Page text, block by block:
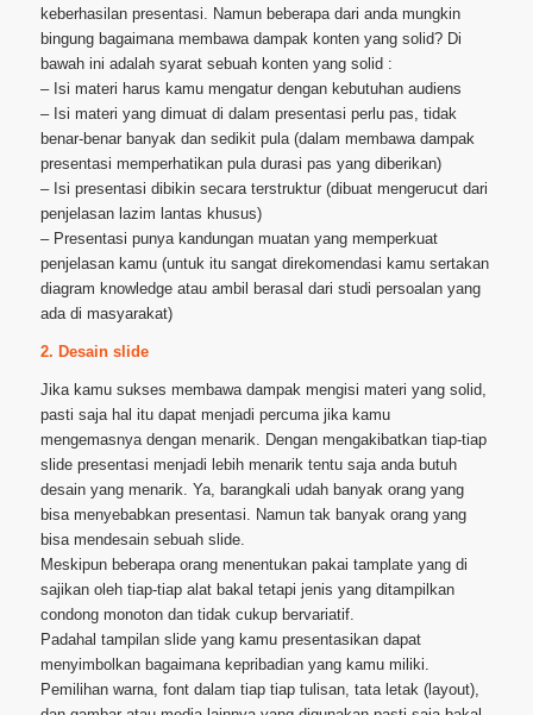
keberhasilan presentasi. Namun beberapa dari anda mungkin
bingung bagaimana membawa dampak konten yang solid? Di
bawah ini adalah syarat sebuah konten yang solid :
– Isi materi harus kamu mengatur dengan kebutuhan audiens
– Isi materi yang dimuat di dalam presentasi perlu pas, tidak
benar-benar banyak dan sedikit pula (dalam membawa dampak
presentasi memperhatikan pula durasi pas yang diberikan)
– Isi presentasi dibikin secara terstruktur (dibuat mengerucut dari
penjelasan lazim lantas khusus)
– Presentasi punya kandungan muatan yang memperkuat
penjelasan kamu (untuk itu sangat direkomendasi kamu sertakan
diagram knowledge atau ambil berasal dari studi persoalan yang
ada di masyarakat)
2. Desain slide
Jika kamu sukses membawa dampak mengisi materi yang solid,
pasti saja hal itu dapat menjadi percuma jika kamu
mengemasnya dengan menarik. Dengan mengakibatkan tiap-tiap
slide presentasi menjadi lebih menarik tentu saja anda butuh
desain yang menarik. Ya, barangkali udah banyak orang yang
bisa menyebabkan presentasi. Namun tak banyak orang yang
bisa mendesain sebuah slide.
Meskipun beberapa orang menentukan pakai tamplate yang di
sajikan oleh tiap-tiap alat bakal tetapi jenis yang ditampilkan
condong monoton dan tidak cukup bervariatif.
Padahal tampilan slide yang kamu presentasikan dapat
menyimbolkan bagaimana kepribadian yang kamu miliki.
Pemilihan warna, font dalam tiap tiap tulisan, tata letak (layout),